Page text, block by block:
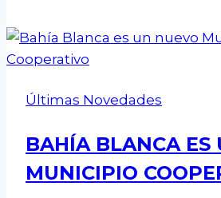
Últimas Novedades
BAHÍA BLANCA ES
MUNICIPIO